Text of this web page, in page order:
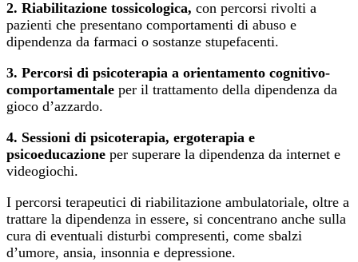
2. Riabilitazione tossicologica, con percorsi rivolti a
pazienti che presentano comportamenti di abuso e
dipendenza da farmaci o sostanze stupefacenti.
3. Percorsi di psicoterapia a orientamento cognitivo-
comportamentale per il trattamento della dipendenza da
gioco d’azzardo.
4. Sessioni di psicoterapia, ergoterapia e
psicoeducazione per superare la dipendenza da internet e
videogiochi.
I percorsi terapeutici di riabilitazione ambulatoriale, oltre a
trattare la dipendenza in essere, si concentrano anche sulla
cura di eventuali disturbi compresenti, come sbalzi
d’umore, ansia, insonnia e depressione.